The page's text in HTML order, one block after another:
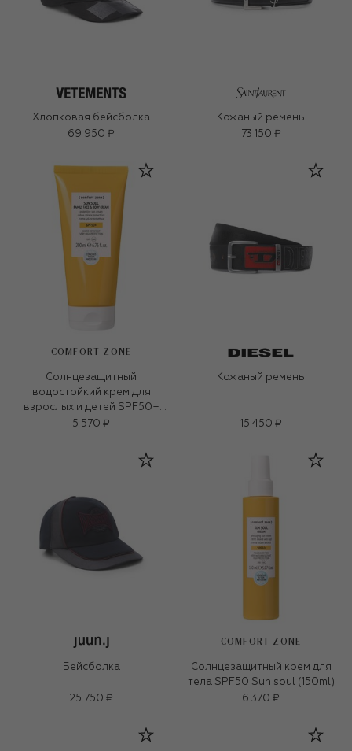
Хлопковая бейсболка
69 950 ₽
Кожаный ремень
73 150 ₽
COMFORT ZONE
Солнцезащитный
водостойкий крем для
взрослых и детей SPF50+
Sun soul 200ml)
5 570 ₽
Кожаный ремень
15 450 ₽
Бейсболка
25 750 ₽
COMFORT ZONE
Солнцезащитный крем для
тела SPF50 Sun soul (150ml)
6 370 ₽